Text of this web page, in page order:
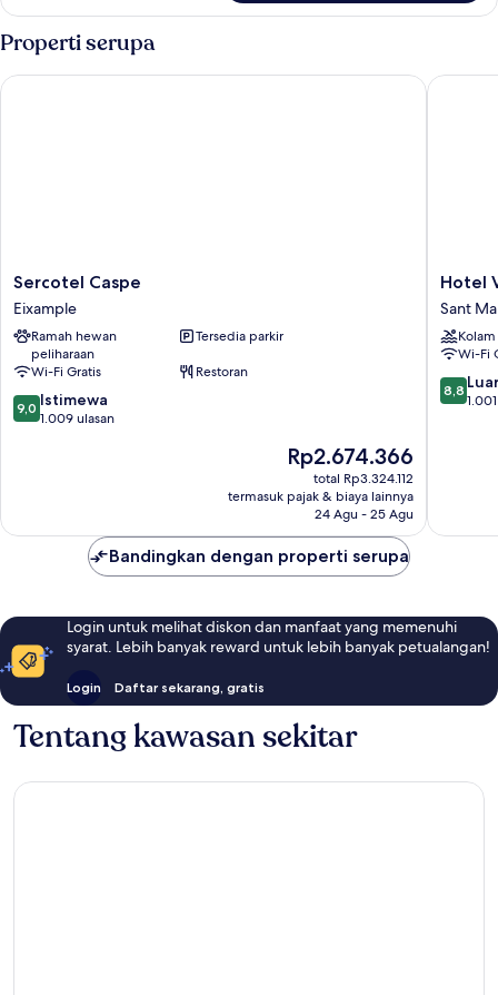
Quadruple
Adults+2
Properti serupa
Sercotel
Caspe
Eixample
Sercotel Caspe
Eixample
Ramah hewan
peliharaan
Tersedia parkir
Wi-Fi Gratis
Restoran
9.0
dari
9,0 Istimewa
1.009 ulasan
Harga
sekarang
Rp2.674.366
Rp2.674.366
total Rp3.324.112
termasuk pajak & biaya lainnya
24 Agu - 25 Agu
Sercotel Caspe
Hotel
Vincci
Bit
Sant
Martí
Hotel
Sant
Wi-Fi
8.8
dari
8,8
Hotel
Bandingkan dengan properti serupa
Login untuk melihat diskon dan manfaat yang memenuhi
syarat. Lebih banyak reward untuk lebih banyak petualangan!
Login Daftar sekarang, gratis
Tentang kawasan sekitar